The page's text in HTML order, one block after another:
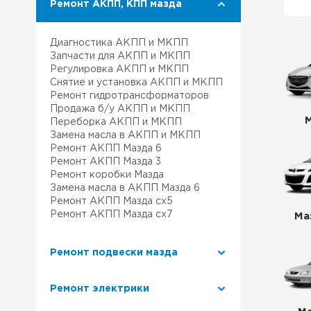
Ремонт Митсубиси
Ремонт Сузуки
Ремонт АКПП, КПП мазда
Диагностика АКПП и МКПП
Запчасти для АКПП и МКПП
Регулировка АКПП и МКПП
Снятие и установка АКПП и МКПП
Ремонт гидротрансформаторов
Продажа б/у АКПП и МКПП
Переборка АКПП и МКПП
Замена масла в АКПП и МКПП
Ремонт АКПП Мазда 6
Ремонт АКПП Мазда 3
Ремонт коробки Мазда
Замена масла в АКПП Мазда 6
Ремонт АКПП Мазда сх5
Ремонт АКПП Мазда сх7
Ремонт подвески мазда
Ремонт электрики